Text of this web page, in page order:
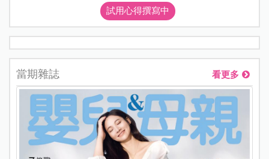
試用心得撰寫中
當期雜誌 看更多